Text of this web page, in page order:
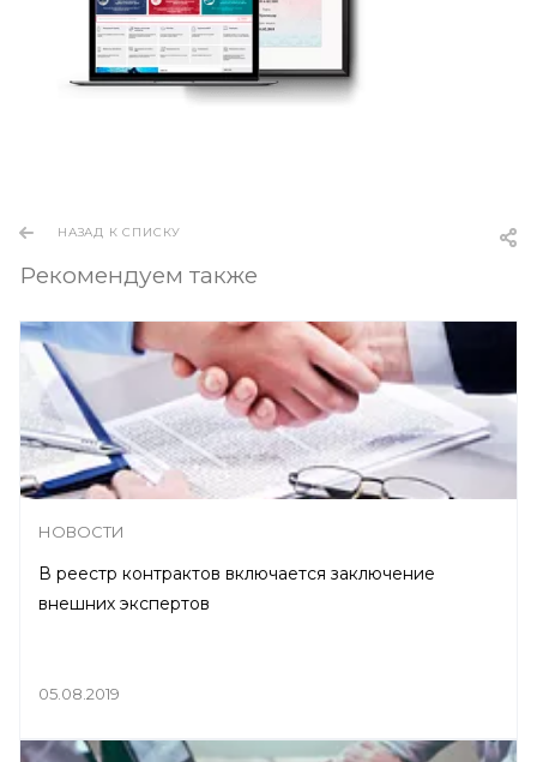
НАЗАД К СПИСКУ
Рекомендуем также
НОВОСТИ
В реестр контрактов включается заключение
внешних экспертов
05.08.2019